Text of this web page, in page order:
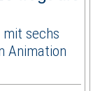
sechs
Animation